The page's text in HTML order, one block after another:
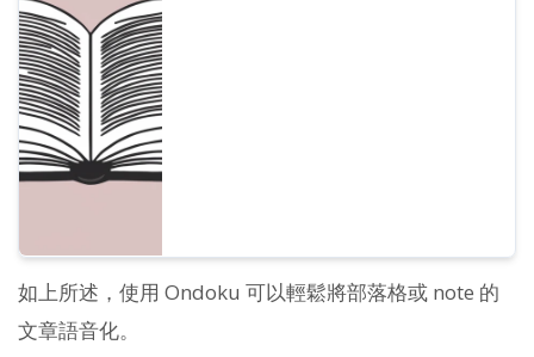
如上所述，使用 Ondoku 可以輕鬆將部落格或 note 的
文章語音化。